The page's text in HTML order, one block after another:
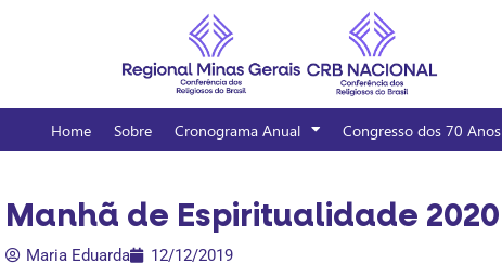
Home Sobre Cronograma Anual Congresso dos 70 Anos
Manhã de Espiritualidade 2020
Maria Eduarda 12/12/2019